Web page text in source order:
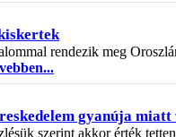
rendezik meg
gyanúja
szerint akkor érték